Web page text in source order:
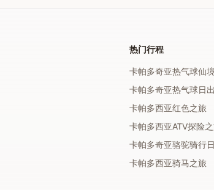
热门行程
卡帕多奇亚热气球仙
卡帕多奇亚热气球日
卡帕多西亚红色之旅
卡帕多西亚ATV探险
卡帕多奇亚骆驼骑行
卡帕多西亚骑马之旅